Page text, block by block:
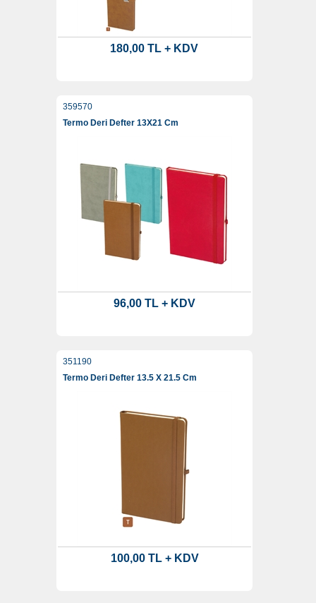
180,00 TL + KDV
359570
Termo Deri Defter 13X21 Cm
96,00 TL + KDV
351190
Termo Deri Defter 13.5 X 21.5 Cm
100,00 TL + KDV